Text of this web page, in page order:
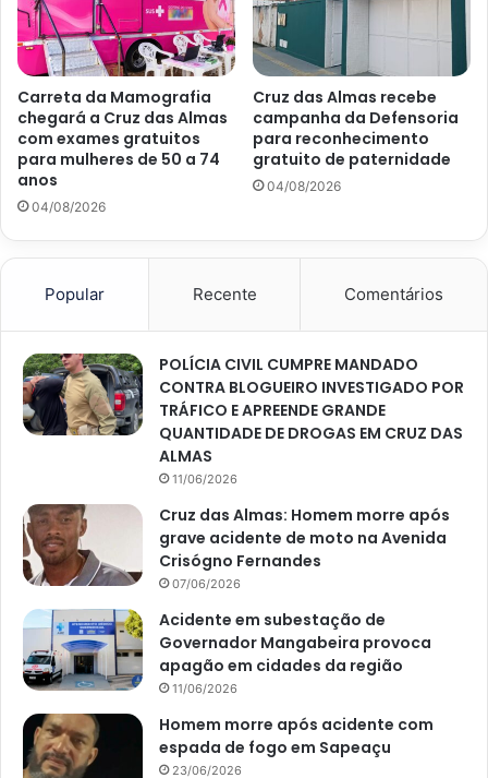
Carreta da Mamografia
chegará a Cruz das Almas
com exames gratuitos
para mulheres de 50 a 74
anos
04/08/2026
Cruz das Almas recebe
campanha da Defensoria
para reconhecimento
gratuito de paternidade
04/08/2026
Popular Recente Comentários
POLÍCIA CIVIL CUMPRE MANDADO
CONTRA BLOGUEIRO INVESTIGADO POR
TRÁFICO E APREENDE GRANDE
QUANTIDADE DE DROGAS EM CRUZ DAS
ALMAS
11/06/2026
Cruz das Almas: Homem morre após
grave acidente de moto na Avenida
Crisógno Fernandes
07/06/2026
Acidente em subestação de
Governador Mangabeira provoca
apagão em cidades da região
11/06/2026
Homem morre após acidente com
espada de fogo em Sapeaçu
23/06/2026